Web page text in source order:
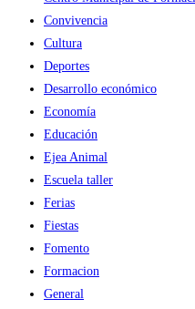
Convivencia
Cultura
Deportes
Desarrollo económico
Economía
Educación
Ejea Animal
Escuela taller
Ferias
Fiestas
Fomento
Formacion
General